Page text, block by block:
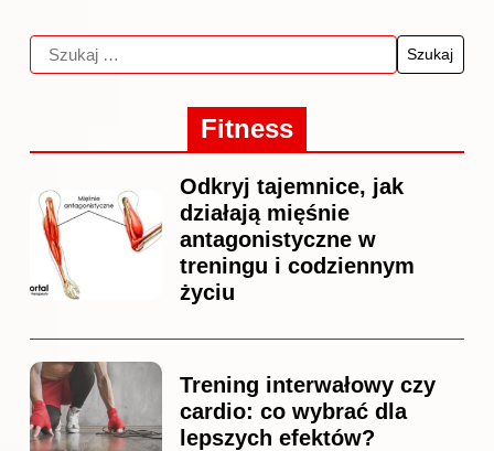
Fitness
Odkryj tajemnice, jak
działają mięśnie
antagonistyczne w
treningu i codziennym
życiu
Trening interwałowy czy
cardio: co wybrać dla
lepszych efektów?